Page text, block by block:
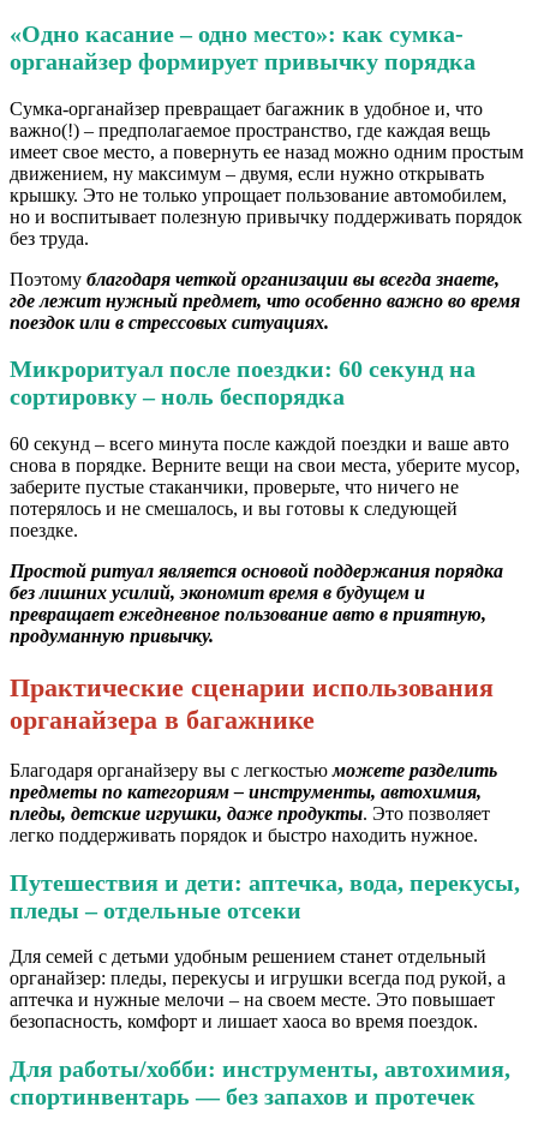
«Одно касание – одно место»: как сумка-
органайзер формирует привычку порядка
Сумка-органайзер превращает багажник в удобное и, что
важно(!) – предполагаемое пространство, где каждая вещь
имеет свое место, а повернуть ее назад можно одним простым
движением, ну максимум – двумя, если нужно открывать
крышку. Это не только упрощает пользование автомобилем,
но и воспитывает полезную привычку поддерживать порядок
без труда.
Поэтому благодаря четкой организации вы всегда знаете,
где лежит нужный предмет, что особенно важно во время
поездок или в стрессовых ситуациях.
Микроритуал после поездки: 60 секунд на
сортировку – ноль беспорядка
60 секунд – всего минута после каждой поездки и ваше авто
снова в порядке. Верните вещи на свои места, уберите мусор,
заберите пустые стаканчики, проверьте, что ничего не
потерялось и не смешалось, и вы готовы к следующей
поездке.
Простой ритуал является основой поддержания порядка
без лишних усилий, экономит время в будущем и
превращает ежедневное пользование авто в приятную,
продуманную привычку.
Практические сценарии использования
органайзера в багажнике
Благодаря органайзеру вы с легкостьюможете разделить
предметы по категориям – инструменты, автохимия,
пледы, детские игрушки, даже продукты. Это позволяет
легко поддерживать порядок и быстро находить нужное.
Путешествия и дети: аптечка, вода, перекусы,
пледы – отдельные отсеки
Для семей с детьми удобным решением станет отдельный
органайзер: пледы, перекусы и игрушки всегда под рукой, а
аптечка и нужные мелочи – на своем месте. Это повышает
безопасность, комфорт и лишает хаоса во время поездок.
Для работы/хобби: инструменты, автохимия,
спортинвентарь — без запахов и протечек